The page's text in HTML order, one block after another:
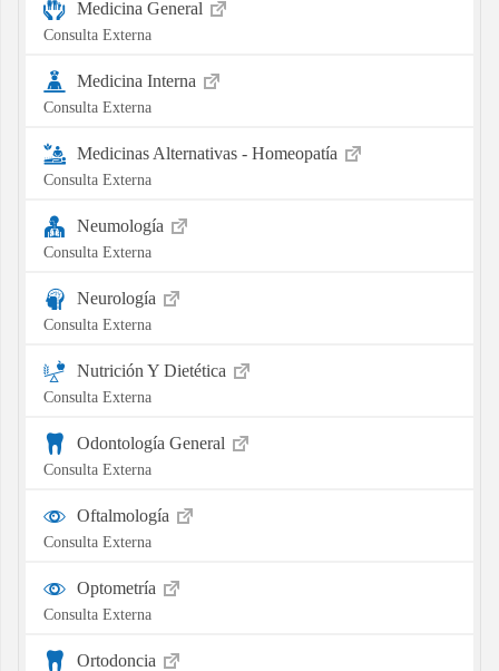
Medicina General
Consulta Externa
Medicina Interna
Consulta Externa
Medicinas Alternativas - Homeopatía
Consulta Externa
Neumología
Consulta Externa
Neurología
Consulta Externa
Nutrición Y Dietética
Consulta Externa
Odontología General
Consulta Externa
Oftalmología
Consulta Externa
Optometría
Consulta Externa
Ortodoncia